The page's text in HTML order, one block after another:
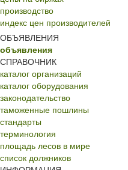
производство
индекс цен производителей
ОБЪЯВЛЕНИЯ
объявления
СПРАВОЧНИК
каталог организаций
каталог оборудования
законодательство
таможенные пошлины
стандарты
терминология
площадь лесов в мире
список должников